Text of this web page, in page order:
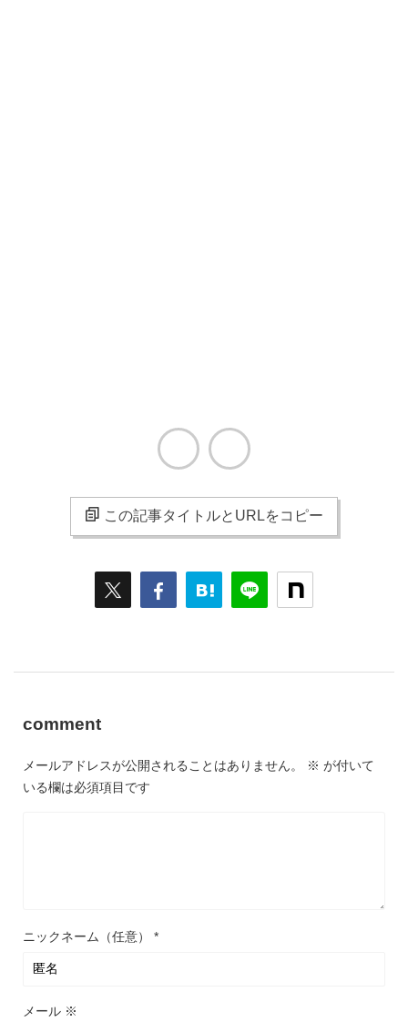
この記事タイトルとURLをコピー
comment
メールアドレスが公開されることはありません。 ※ が付いて
いる欄は必須項目です
ニックネーム（任意） *
メール ※